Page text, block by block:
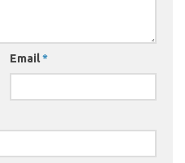
Email*